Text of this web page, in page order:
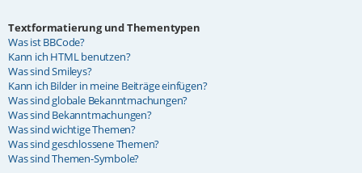
Textformatierung und Thementypen
Was ist BBCode?
Kann ich HTML benutzen?
Was sind Smileys?
Kann ich Bilder in meine Beiträge einfügen?
Was sind globale Bekanntmachungen?
Was sind Bekanntmachungen?
Was sind wichtige Themen?
Was sind geschlossene Themen?
Was sind Themen-Symbole?